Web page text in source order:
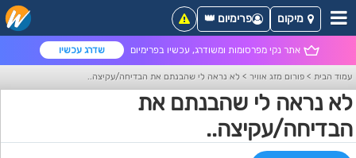
אתר נקי מפרסומות ומשודרג, עכשיו בפרימיום שדרג עכשיו
מיקום פרימיום 👑
עמוד הבית > פורום מזג אוויר > לא נראה לי שהבנתם את הבדיחה/עקיצה..
לא נראה לי שהבנתם את
הבדיחה/עקיצה..